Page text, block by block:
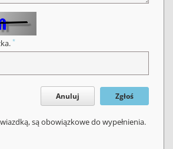
*
Anuluj Zgłoś
są obowiązkowe do wypełnienia.